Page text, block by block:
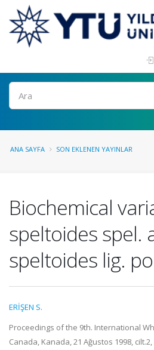
Ara
ANA SAYFA SON EKLENEN YAYINLAR
Biochemical
speltoides spel.
speltoides lig.
ERİŞEN S.
Proceedings of the 9th. International
Canada, Kanada, 21 Ağustos 1998,